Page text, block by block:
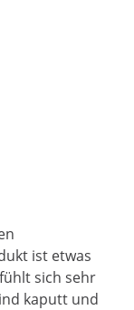
ist etwas
sich sehr
kaputt und